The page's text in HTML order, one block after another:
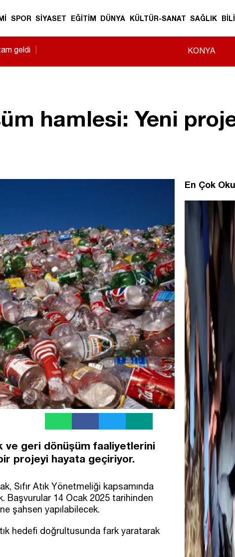
SPOR SİYASET EĞİTİM DÜNYA KÜLTÜR-SANAT SAĞLIK
geldi
hamlesi: Yeni
ve geri dönüşüm faaliyetlerini
projeyi hayata geçiriyor.
Sıfır Atık Yönetmeliği kapsamında
Başvurular 14 Ocak 2025 tarihinden
şahsen yapılabilecek.
hedefi doğrultusunda fark yaratarak
En Çok